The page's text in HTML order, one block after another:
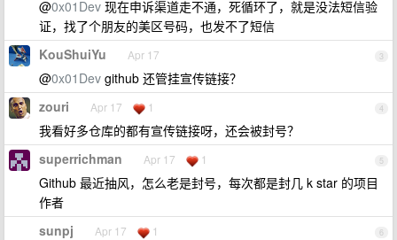
@0x01Dev 现在申诉渠道走不通，死循环了，就是没法短信验
证，找了个朋友的美区号码，也发不了短信
3
KouShuiYu Apr 17
@0x01Dev github 还管挂宣传链接？
4
zouri Apr 17 1
我看好多仓库的都有宣传链接呀，还会被封号？
5
superrichman Apr 17 1
Github 最近抽风，怎么老是封号，每次都是封几 k star 的项目
作者
6
sunpj Apr 17 1